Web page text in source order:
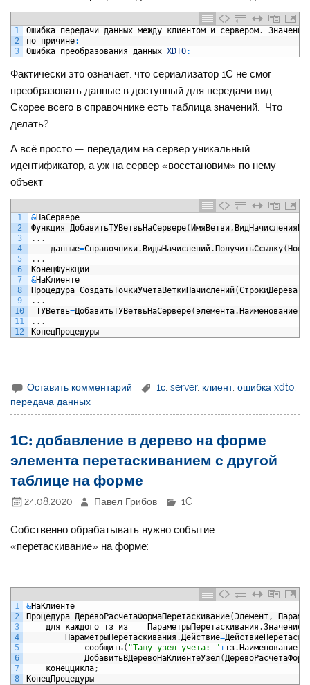
1
2
3
Ошибка передачи данных между клиентом и сервером.
Значение
по причине:
Ошибка преобразования данных XDTO:
Фактически это означает, что сериализатор 1С не смог
преобразовать данные в доступный для передачи вид.
Скорее всего в справочнике есть таблица значений. Что
делать?
А всё просто — передадим на сервер уникальный
идентификатор, а уж на сервер «восстановим» по нему
объект:
1
2
3
4
5
6
7
8
9
10
11
12
&НаСервере
Функция ДобавитьТУВетвьНаСервере(ИмяВетви ,
. . .
данные=Справочники. ВидыНачислений.ПолучитьСсылку(
. . .
КонецФункции
&НаКлиенте
Процедура СоздатьТочкиУчетаВеткиНачислений(СтрокиДерева
. . .
ТУВетвь=ДобавитьТУВетвьНаСервере( элемента.Наименование
. . .
КонецПроцедуры
Оставить комментарий 1с ,server, клиент,ошибка xdto
передача данных
1С: добавление в дерево на форме
элемента перетаскиванием с другой
таблице на форме
24.08.2020 Павел Грибов 1C
Собственно обрабатывать нужно событие
«перетаскивание» на форме:
1
2
3
4
5
6
7
8
&НаКлиенте
Процедура ДеревоРасчетаФормаПеретаскивание(Элемент ,
для
каждого тз из ПараметрыПеретаскивания .Значение
ПараметрыПеретаскивания .Действие=
сообщить( "Тащу узел учета: "+тз. Наименование+
ДобавитьВДеревоНаКлиентеУзел(
конеццикла;
КонецПроцедуры